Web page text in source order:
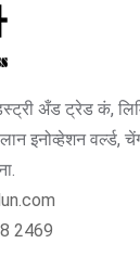
अँड ट्रेड कं,
इनोव्हेशन वर्ल्ड,
2469